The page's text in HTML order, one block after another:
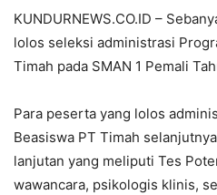
KUNDURNEWS.CO.ID –
lolos seleksi administrasi
Timah pada SMAN 1 Pemali
Para peserta yang lolos
Beasiswa PT Timah
lanjutan yang meliputi Tes
wawancara, psikologis klinis,